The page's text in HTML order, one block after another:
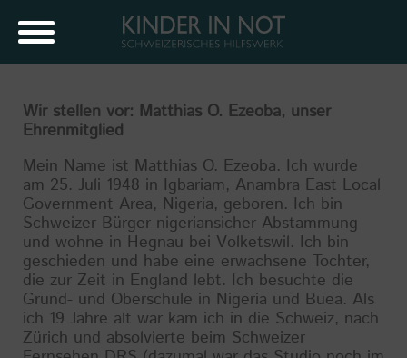
Wir stellen vor: Matthias O. Ezeoba, unser
Ehrenmitglied
Mein Name ist Matthias O. Ezeoba. Ich wurde
am 25. Juli 1948 in Igbariam, Anambra East Local
Government Area, Nigeria, geboren. Ich bin
Schweizer Bürger nigeriansicher Abstammung
und wohne in Hegnau bei Volketswil. Ich bin
geschieden und habe eine erwachsene Tochter,
die zur Zeit in England lebt. Ich besuchte die
Grund- und Oberschule in Nigeria und Buea. Als
ich 19 Jahre alt war kam ich in die Schweiz, nach
Zürich und absolvierte beim Schweizer